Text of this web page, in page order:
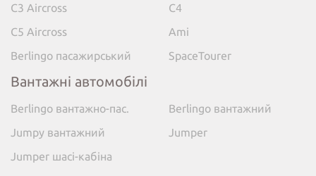
C3 Aircross
C4
C5 Aircross
Ami
Berlingo пасажирський
SpaceTourer
Вантажні автомобілі
Berlingo вантажно-пас.
Berlingo вантажний
Jumpy вантажний
Jumper
Jumper шасі-кабіна